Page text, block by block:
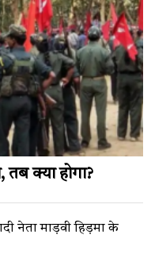
क्या होगा?
नेता माड़वी हिड़मा के